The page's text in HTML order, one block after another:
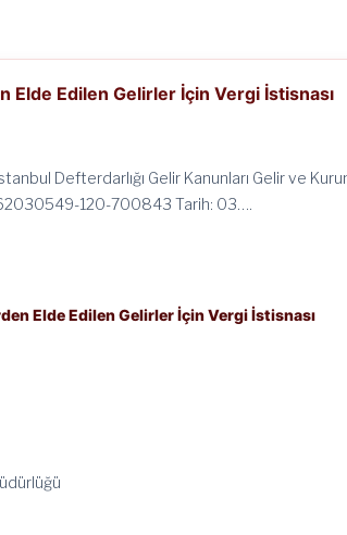
Edilen Gelirler İçin Vergi İstisnası
Defterdarlığı Gelir Kanunları Gelir ve
62030549-120-700843 Tarih: 03….
Elde Edilen Gelirler İçin Vergi İstisnası